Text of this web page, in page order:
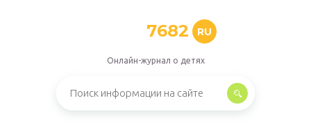
7682 RU
Онлайн-журнал о детях